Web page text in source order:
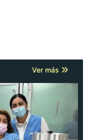
Ver más